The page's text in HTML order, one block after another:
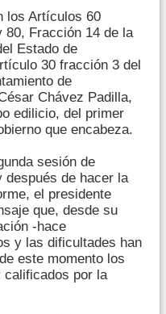
los Artículos 60
80, Fracción 14 de la
Estado de
30 fracción 3 del
de
Chávez Padilla,
edilicio, del primer
que encabeza.
sesión de
después de hacer la
el presidente
que, desde su
-hace
y las dificultades han
este momento los
calificados por la